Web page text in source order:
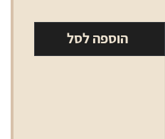
הוספה לסל